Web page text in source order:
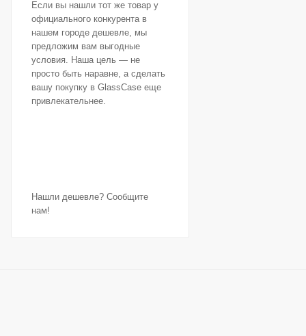
Если вы нашли тот же товар у
официального конкурента в
нашем городе дешевле, мы
предложим вам выгодные
условия. Наша цель — не
просто быть наравне, а сделать
вашу покупку в GlassCase еще
привлекательнее.
Нашли дешевле? Сообщите
нам!